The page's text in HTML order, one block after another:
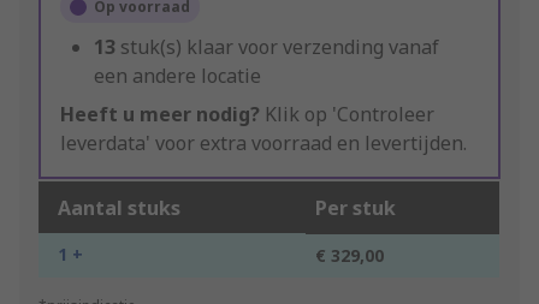
Op voorraad
13 stuk(s) klaar voor verzending vanaf
een andere locatie
Heeft u meer nodig? Klik op 'Controleer
leverdata' voor extra voorraad en levertijden.
Aantal stuks Per stuk
1 + € 329,00